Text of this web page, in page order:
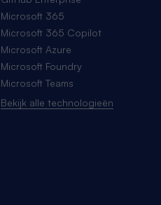
Microsoft 365
Microsoft 365 Copilot
Microsoft Azure
Microsoft Foundry
Microsoft Teams
Bekijk alle technologieën